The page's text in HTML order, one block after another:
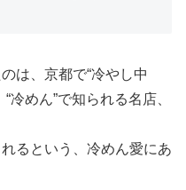
は、京都で“冷やし中
めん”で知られる名店、
るという、冷めん愛にあ